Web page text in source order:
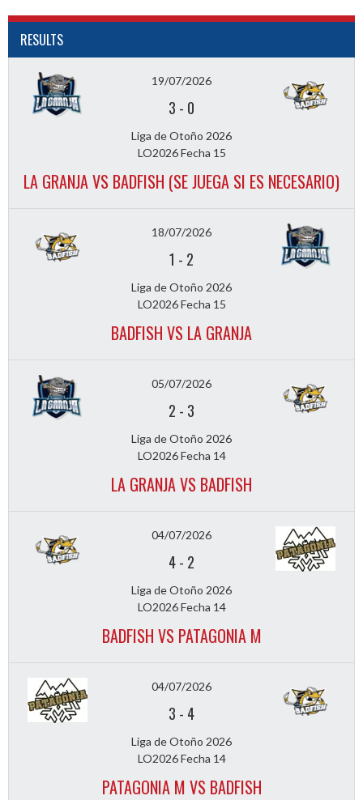
RESULTS
19/07/2026
3 - 0
Liga de Otoño 2026
LO2026 Fecha 15
LA GRANJA VS BADFISH (SE JUEGA SI ES NECESARIO)
18/07/2026
1 - 2
Liga de Otoño 2026
LO2026 Fecha 15
BADFISH VS LA GRANJA
05/07/2026
2 - 3
Liga de Otoño 2026
LO2026 Fecha 14
LA GRANJA VS BADFISH
04/07/2026
4- 2
Liga de Otoño 2026
LO2026 Fecha 14
BADFISH VS PATAGONIA M
04/07/2026
3 - 4
Liga de Otoño 2026
LO2026 Fecha 14
PATAGONIA M VS BADFISH